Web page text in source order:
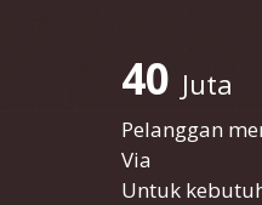
40 Juta
Pelanggan
Via
Untuk